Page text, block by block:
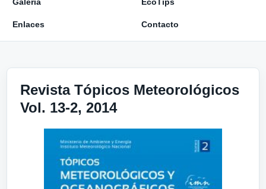
Galeria EcoTips
Enlaces Contacto
Revista Tópicos Meteorológicos
Vol. 13-2, 2014